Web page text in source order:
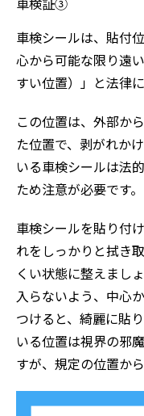
車検シールは、貼付
心から可能な限り遠
すい位置）」と法律
この位置は、外部か
た位置で、剥がれか
いる車検シールは法
ため注意が必要です。
車検シールを貼り付
れをしっかりと拭き
くい状態に整えまし
入らないよう、中心
つけると、綺麗に貼
いる位置は視界の邪
すが、規定の位置か